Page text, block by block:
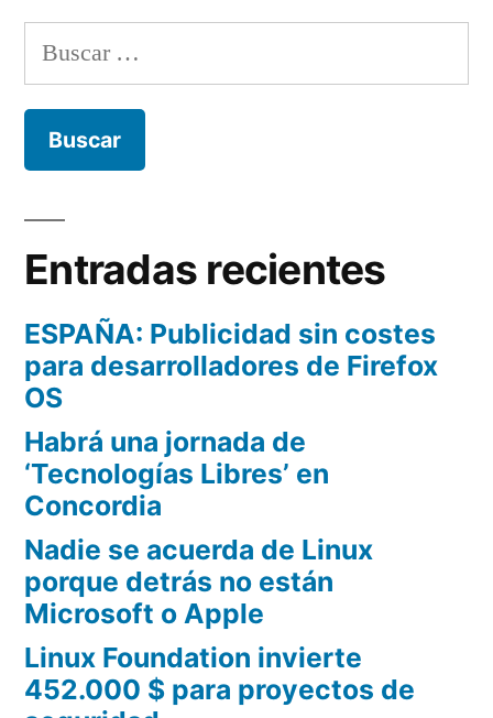
Buscar:
Entradas recientes
ESPAÑA: Publicidad sin costes
para desarrolladores de Firefox
OS
Habrá una jornada de
‘Tecnologías Libres’ en
Concordia
Nadie se acuerda de Linux
porque detrás no están
Microsoft o Apple
Linux Foundation invierte
452.000 $ para proyectos de